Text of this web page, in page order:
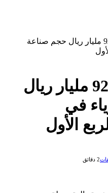
هيئة منشآت: 92.3 مليار ريال حجم صناعة
هيئة منشآت: 92.3 مليار ريال
في
الأول
2 دقائق